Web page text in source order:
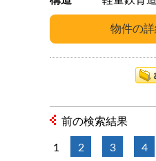
前の検索結果
1 2 3 4